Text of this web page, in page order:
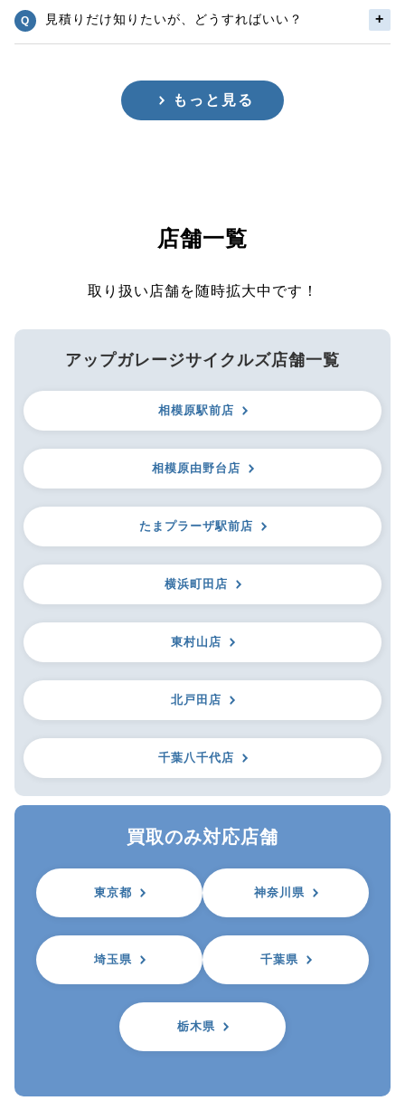
見積りだけ知りたいが、どうすればいい？
もっと見る
店舗一覧
取り扱い店舗を随時拡大中です！
アップガレージサイクルズ店舗一覧
相模原駅前店
相模原由野台店
たまプラーザ駅前店
横浜町田店
東村山店
北戸田店
千葉八千代店
買取のみ対応店舗
東京都 神奈川県
埼玉県 千葉県
栃木県